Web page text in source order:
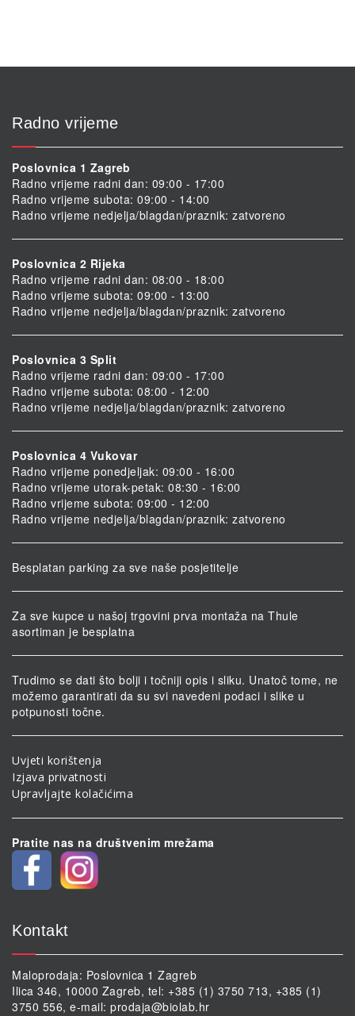
Radno vrijeme
Poslovnica 1 Zagreb
Radno vrijeme radni dan: 09:00 - 17:00
Radno vrijeme subota: 09:00 - 14:00
Radno vrijeme nedjelja/blagdan/praznik: zatvoreno
Poslovnica 2 Rijeka
Radno vrijeme radni dan: 08:00 - 18:00
Radno vrijeme subota: 09:00 - 13:00
Radno vrijeme nedjelja/blagdan/praznik: zatvoreno
Poslovnica 3 Split
Radno vrijeme radni dan: 09:00 - 17:00
Radno vrijeme subota: 08:00 - 12:00
Radno vrijeme nedjelja/blagdan/praznik: zatvoreno
Poslovnica 4 Vukovar
Radno vrijeme ponedjeljak: 09:00 - 16:00
Radno vrijeme utorak-petak: 08:30 - 16:00
Radno vrijeme subota: 09:00 - 12:00
Radno vrijeme nedjelja/blagdan/praznik: zatvoreno
Besplatan parking za sve naše posjetitelje
Za sve kupce u našoj trgovini prva montaža na Thule
asortiman je besplatna
Trudimo se dati što bolji i točniji opis i sliku. Unatoč tome, ne
možemo garantirati da su svi navedeni podaci i slike u
potpunosti točne.
Uvjeti korištenja
Izjava privatnosti
Upravljajte kolačićima
Pratite nas na društvenim mrežama
Kontakt
Maloprodaja: Poslovnica 1 Zagreb
Ilica 346, 10000 Zagreb, tel: +385 (1) 3750 713, +385 (1)
3750 556, e-mail: prodaja@biolab.hr